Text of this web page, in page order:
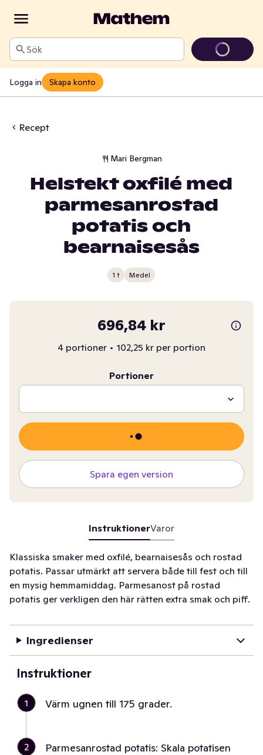
Sök
Logga in Skapa konto
Recept
Mari Bergman
Helstekt oxfilé med
parmesanrostad
potatis och
bearnaisesås
1 t Medel
696,84 kr
4 portioner • 102,25 kr per portion
Portioner
Spara egen version
InstruktionerVaror
Klassiska smaker med oxfilé, bearnaisesås och rostad
potatis. Passar utmärkt att servera både till fest och till
en mysig hemmamiddag. Parmesanost på rostad
potatis ger verkligen den här rätten extra smak och piff.
Ingredienser
Instruktioner
1 Värm ugnen till 175 grader.
2
Parmesanrostad potatis: Skala potatisen